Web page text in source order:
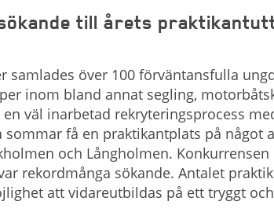
till årets
samlades över 100 förväntansfulla
inom bland annat segling,
väl inarbetad rekryteringsprocess
sommar få en praktikantplats på något
och Långholmen.
rekordmånga sökande. Antalet
att vidareutbildas på ett tryggt